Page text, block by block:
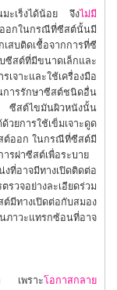
มะเร็งได้น้อย จึงไม่มี
อกในกรณีที่ซีสต์นั้นมี
เสบติดเชื้อจากการที่ซี
ซีสต์ที่มีขนาดเล็กและ
จาะและใช้เครื่องมือ
การรักษาซีสต์ชนิดอื่น
สต์ไขมันผิวหนังนั้น
วยการใช้เข็มเจาะดูด
ต์ออก ในกรณีที่ซีสต์มี
รผ่าซีสต์เพื่อระบาย
ที่อาจมีทางเปิดติดต่อ
วจอย่างละเอียดร่วม
มีทางเปิดต่อกับสมอง
ภาวะแทรกซ้อนที่อาจ
ก เพราะโอกาสกลาย